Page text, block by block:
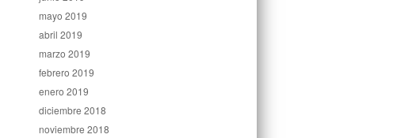
mayo 2019
abril 2019
marzo 2019
febrero 2019
enero 2019
diciembre 2018
noviembre 2018